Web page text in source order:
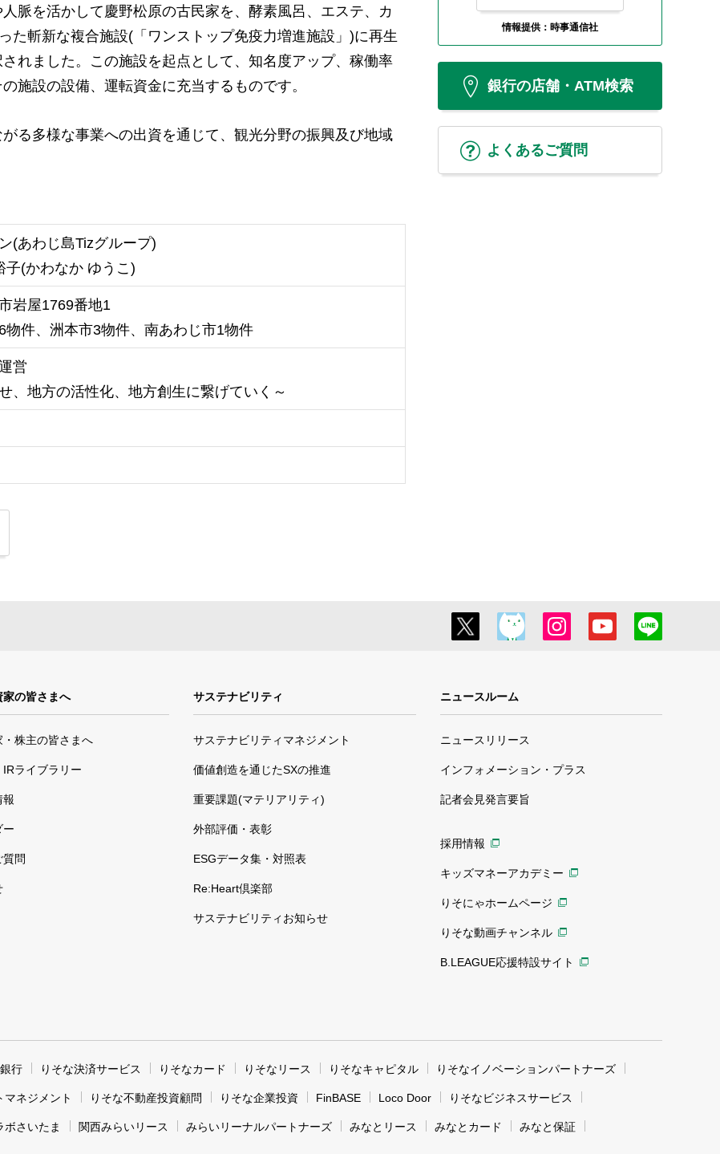
脈を活かして慶野松原の古民家を、酵素風呂、エステ、カ
た斬新な複合施設(「ワンストップ免疫力増進施設」)に再生
れました。この施設を起点として、知名度アップ、稼働率
施設の設備、運転資金に充当するものです。
る多様な事業への出資を通じて、観光分野の振興及び地域
(あわじ島Tizグループ)
子(かわなか ゆうこ)
岩屋1769番地1
物件、洲本市3物件、南あわじ市1物件
営
、地方の活性化、地方創生に繋げていく～
情報提供：時事通信社
銀行の店舗・ATM検索
よくあるご質問
の皆さまへ
株主の皆さまへ
IRライブラリー
報
ー
質問
サステナビリティ
サステナビリティマネジメント
価値創造を通じたSXの推進
重要課題(マテリアリティ)
外部評価・表彰
ESGデータ集・対照表
Re:Heart倶楽部
サステナビリティお知らせ
ニュースルーム
ニュースリリース
インフォメーション・プラス
記者会見発言要旨
採用情報
キッズマネーアカデミー
りそにゃホームページ
りそな動画チャンネル
B.LEAGUE応援特設サイト
行 りそな決済サービス りそなカード りそなリース りそなキャピタル りそなイノベーションパートナーズ
マネジメント りそな不動産投資顧問 りそな企業投資 FinBASE Loco Door りそなビジネスサービス
ボさいたま 関西みらいリース みらいリーナルパートナーズ みなとリース みなとカード みなと保証